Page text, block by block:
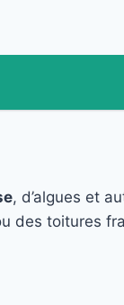
, d’algues et
des toitures